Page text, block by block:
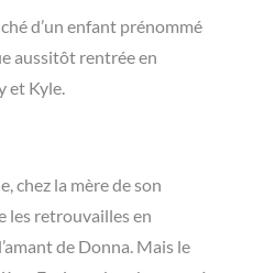
d’un enfant prénommé
aussitôt rentrée en
et Kyle.
chez la mère de son
les retrouvailles en
de Donna. Mais le